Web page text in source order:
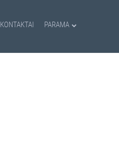
KONTAKTAI PARAMA